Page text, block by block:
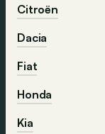
Citroën
Dacia
Fiat
Honda
Kia